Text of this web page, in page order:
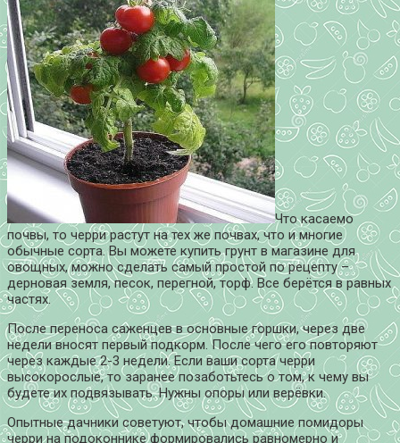
Что касаемо
почвы, то черри растут на тех же почвах, что и многие
обычные сорта. Вы можете купить грунт в магазине для
овощных, можно сделать самый простой по рецепту –
дерновая земля, песок, перегной, торф. Все берётся в равных
частях.
После переноса саженцев в основные горшки, через две
недели вносят первый подкорм. После чего его повторяют
через каждые 2-3 недели. Если ваши сорта черри
высокорослые, то заранее позаботьтесь о том, к чему вы
будете их подвязывать. Нужны опоры или верёвки.
Опытные дачники советуют, чтобы домашние помидоры
черри на подоконнике формировались равномерно и